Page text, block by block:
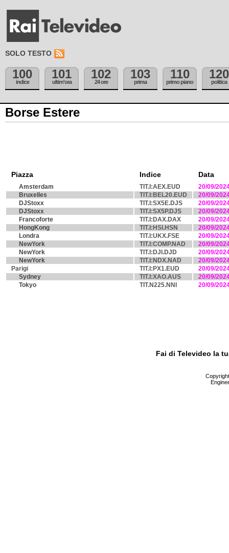
SOLO TESTO
100
indice
101
ultim'ora
102
24 ore
103
prima
110
primo piano
120
politica
Borse Estere
Piazza Indice Data
Amsterdam TIT.I:AEX.EUD
20/09/
Bruxelles
TIT.I:BEL20.EUD
20/09/
DJStoxx
TIT.I:SX5E.DJS
20/09/
DJStoxx
TIT.I:SX5P.DJS
20/09/
Francoforte
TIT.I:DAX.DAX
20/09/
HongKong
TIT.I:HSI.HSN
20/09/
Londra
TIT.I:UKX.FSE
20/09/
NewYork
TIT.I:COMP.NAD
20/09/
NewYork
TIT.I:DJI.DJD
20/09/
NewYork
TIT.I:NDX.NAD
20/09/
Parigi
TIT.I:PX1.EUD
20/09/
Sydney
TIT.I:XAO.AUS
20/09/
Tokyo
TIT.N225.NNI 20/09/
Fai di Televideo la